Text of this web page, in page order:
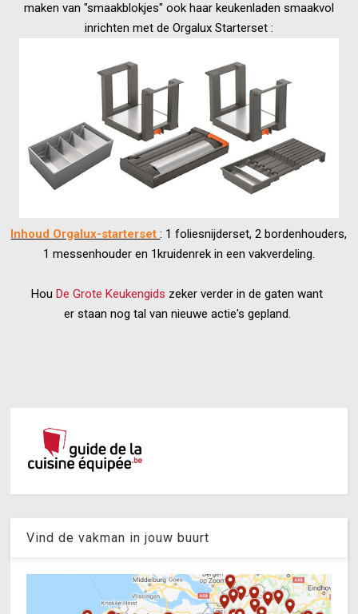
maken van "smaakblokjes" ook haar keukenladen smaakvol
inrichten met de Orgalux Starterset :
Inhoud Orgalux-starterset: 1 foliesnijderset, 2 bordenhouders,
1 messenhouder en 1kruidenrek in een vakverdeling.
HouDe Grote Keukengids zeker verder in de gaten want
er staan nog tal van nieuwe actie's gepland.
Vind de vakman in jouw buurt